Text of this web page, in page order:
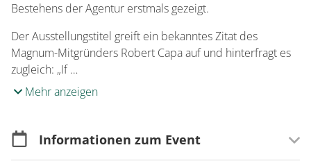
Bestehens der Agentur erstmals gezeigt.
Der Ausstellungstitel greift ein bekanntes Zitat des
Magnum-Mitgründers Robert Capa auf und hinterfragt es
zugleich: „If …
Mehr anzeigen
Informationen zum Event